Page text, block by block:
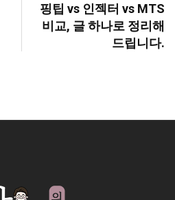
핑팁 vs 인젝터 vs MTS
비교, 글 하나로 정리해
드립니다.